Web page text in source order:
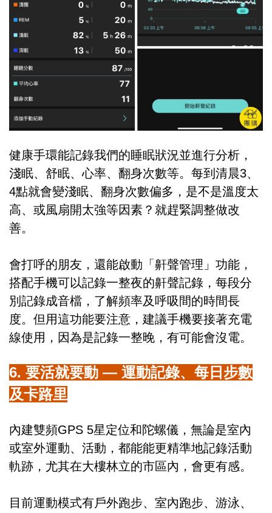
健康手環能記錄我們的睡眠狀況並進行分析，
淺眠、舒眠、心率、翻身次數等。每到清晨3、
4點就會變淺眠、翻身次數偏多，是不是溫度太
高、或風扇開太強等因素？就趕緊調整做改
善。
會打呼的朋友，還能啟動「鼾聲管理」功能，
搭配手機可以記錄一整夜的鼾聲記錄，每段分
別記錄成音檔，了解頻率及呼吸間的時間長
度。但用這功能要注意，建議手機要接著充電
線使用，因為是記錄一整晚，有可能會沒電。
6. 要活就要動 — 運動記錄、每日步數
及卡路里
內建雙頻GPS 5星定位和陀螺儀，無論是室內
或室外運動、活動，都能能更精準地記錄活動
軌跡，尤其在大樓林立的市區內，會更有感。
目前運動模式有戶外跑步、室內跑步、游泳、